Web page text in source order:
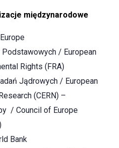
międzynarodowe
Podstawowych / European
Rights (FRA)
Jądrowych / European
(CERN) –
/ Council of Europe
Bank